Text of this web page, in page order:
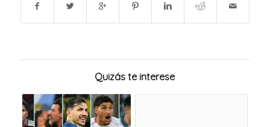
Quizás te interese